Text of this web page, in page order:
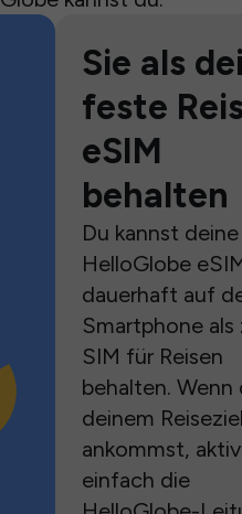
Sie als
feste
eSIM
behalten
Du kannst deine
HelloGlobe
dauerhaft auf
Smartphone
SIM für Reisen
behalten. Wenn
deinem Reiseziel
ankommst,
einfach die